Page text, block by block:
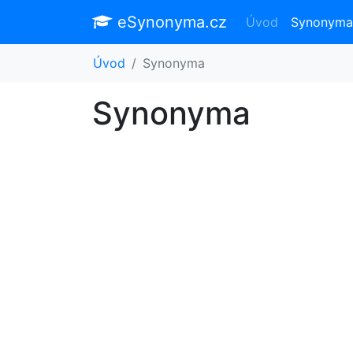
eSynonyma.cz Úvod Synonyma
Úvod Synonyma
Synonyma